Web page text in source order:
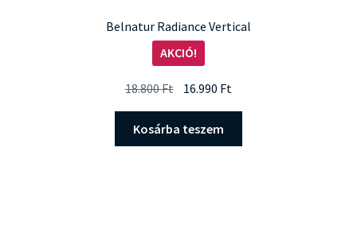
Belnatur Radiance Vertical
AKCIÓ!
18.800Ft Original
was:
18.800 Ft.
16.990 Ft
16.990 Ft.
Kosárba teszem